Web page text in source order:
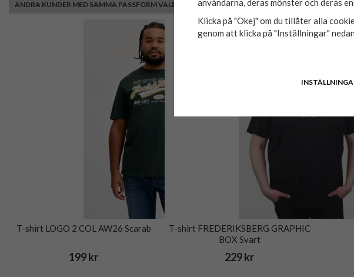
ANDRA KUNDER MED SAMMA PASSFORM VALDE ÄVEN
T-shirt LOGO 2 COL AW26 Scarab
199 kr
T-shirt FREDERIKSBERG GRAPHIC
BOX Svart
229 kr
Klicka på "Okej" om du tillåter alla
genom att klicka på "Inställningar" nedan.